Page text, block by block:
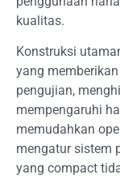
kualitas.
Konstruksi
yang
pengujian,
mempengaruhi
memudahkan
mengatur sistem
yang compact